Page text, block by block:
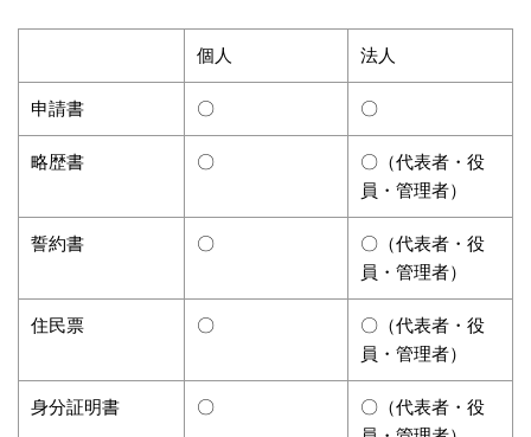
個人 法人
申請書 〇 〇
略歴書 〇
〇（代表者・役
員・管理者）
誓約書 〇
〇（代表者・役
員・管理者）
住民票 〇
〇（代表者・役
員・管理者）
身分証明書 〇
〇（代表者・役